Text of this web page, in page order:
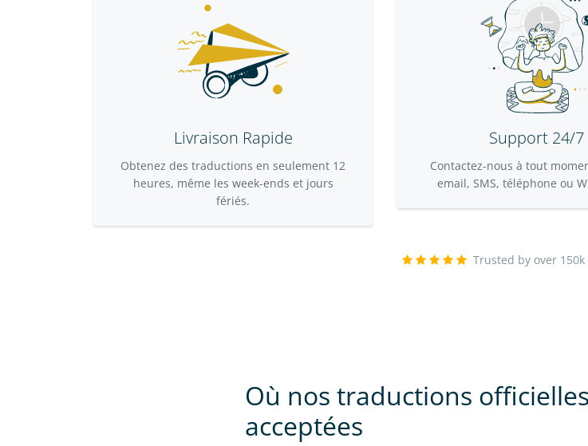
Livraison Rapide
Obtenez des traductions en seulement 12
heures, même les week-ends et jours
fériés.
Support 24/7
Contactez-nous à tout
email, SMS, téléphone ou
Trusted by over
Où nos traductions
acceptées